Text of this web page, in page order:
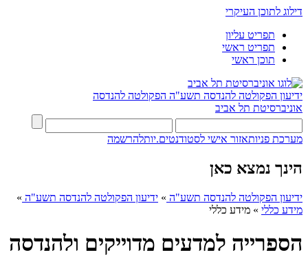
דילוג לתוכן העיקרי
תפריט עליון
תפריט ראשי
תוכן ראשי
ידיעון הפקולטה להנדסה תשע"ה הפקולטה להנדסה
אוניברסיטת תל אביב
מערכת פניותאזור אישי לסטודנטים.יותלהרשמה
הינך נמצא כאן
ידיעון הפקולטה להנדסה תשע"ה » ידיעון הפקולטה להנדסה תשע"ה »
מידע כללי » מידע כללי
הספרייה למדעים מדוייקים ולהנדסה